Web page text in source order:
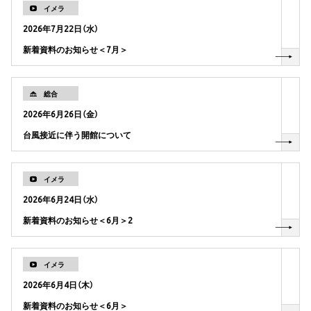
イメラ
2026年7月22日（水）
新着資料のお知らせ＜7月＞
総合
2026年6月26日（金）
台風接近に伴う開館について
イメラ
2026年6月24日（水）
新着資料のお知らせ＜6月＞2
イメラ
2026年6月4日（木）
新着資料のお知らせ＜6月＞